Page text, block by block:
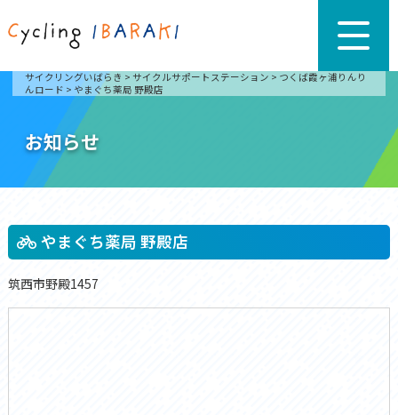
サイクリングいばらき > サイクルサポートステーション > つくば霞ヶ浦りんり
んロード > やまぐち薬局 野殿店
お知らせ
やまぐち薬局 野殿店
筑西市野殿1457